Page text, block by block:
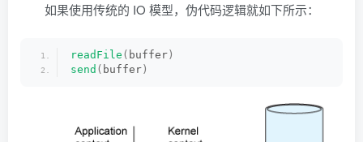
如果使用传统的 IO 模型，伪代码逻辑就如下所示：
readFile ( buffer )
send ( buffer )